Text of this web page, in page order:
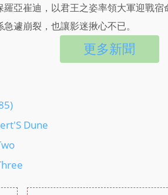
羅亞崔迪，以君王之姿率領大軍迎戰
遽崩裂，也讓影迷揪心不已。
更多新聞
Dune